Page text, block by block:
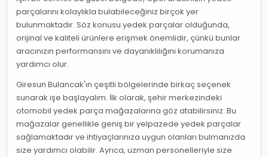
parçalarını kolaylıkla bulabileceğiniz birçok yer
bulunmaktadır. Söz konusu yedek parçalar olduğunda,
orijinal ve kaliteli ürünlere erişmek önemlidir, çünkü bunlar
aracınızın performansını ve dayanıklılığını korumanıza
yardımcı olur.
Giresun Bulancak'ın çeşitli bölgelerinde birkaç seçenek
sunarak işe başlayalım. İlk olarak, şehir merkezindeki
otomobil yedek parça mağazalarına göz atabilirsiniz. Bu
mağazalar genellikle geniş bir yelpazede yedek parçalar
sağlamaktadır ve ihtiyaçlarınıza uygun olanları bulmanızda
size yardımcı olabilir. Ayrıca, uzman personelleriyle size